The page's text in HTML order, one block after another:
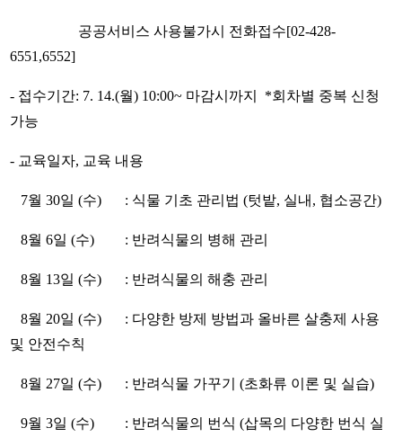
공공서비스 사용불가시 전화접수[02-428-
6551,6552]
- 접수기간: 7. 14.(월) 10:00~ 마감시까지 *회차별 중복 신청
가능
- 교육일자, 교육 내용
7월 30일 (수) : 식물 기초 관리법 (텃밭, 실내, 협소공간)
8월 6일 (수) : 반려식물의 병해 관리
8월 13일 (수) : 반려식물의 해충 관리
8월 20일 (수)
: 다양한 방제 방법과 올바른 살충제 사용
및 안전수칙
8월 27일 (수) : 반려식물 가꾸기 (초화류 이론 및 실습)
9월 3일 (수)
: 반려식물의 번식 (삽목의 다양한 번식 실